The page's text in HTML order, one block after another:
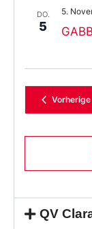
DO.
5
5.
Vorherige
QV